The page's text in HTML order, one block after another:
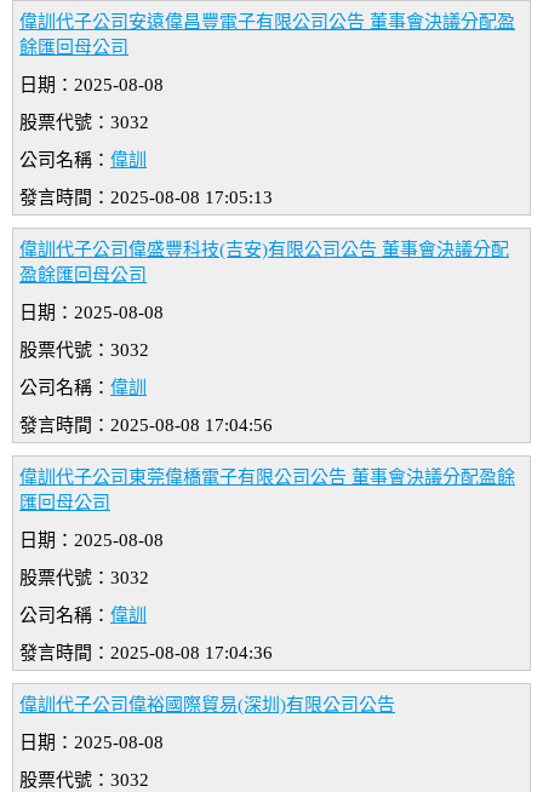
偉訓代子公司安遠偉昌豐電子有限公司公告 董事會決議分配盈
餘匯回母公司
日期：2025-08-08
股票代號：3032
公司名稱： 偉訓
發言時間：2025-08-08 17:05:13
偉訓代子公司偉盛豐科技(吉安)有限公司公告 董事會決議分配
盈餘匯回母公司
日期：2025-08-08
股票代號：3032
公司名稱： 偉訓
發言時間：2025-08-08 17:04:56
偉訓代子公司東莞偉橋電子有限公司公告 董事會決議分配盈餘
匯回母公司
日期：2025-08-08
股票代號：3032
公司名稱： 偉訓
發言時間：2025-08-08 17:04:36
偉訓代子公司偉裕國際貿易(深圳)有限公司公告
日期：2025-08-08
股票代號：3032